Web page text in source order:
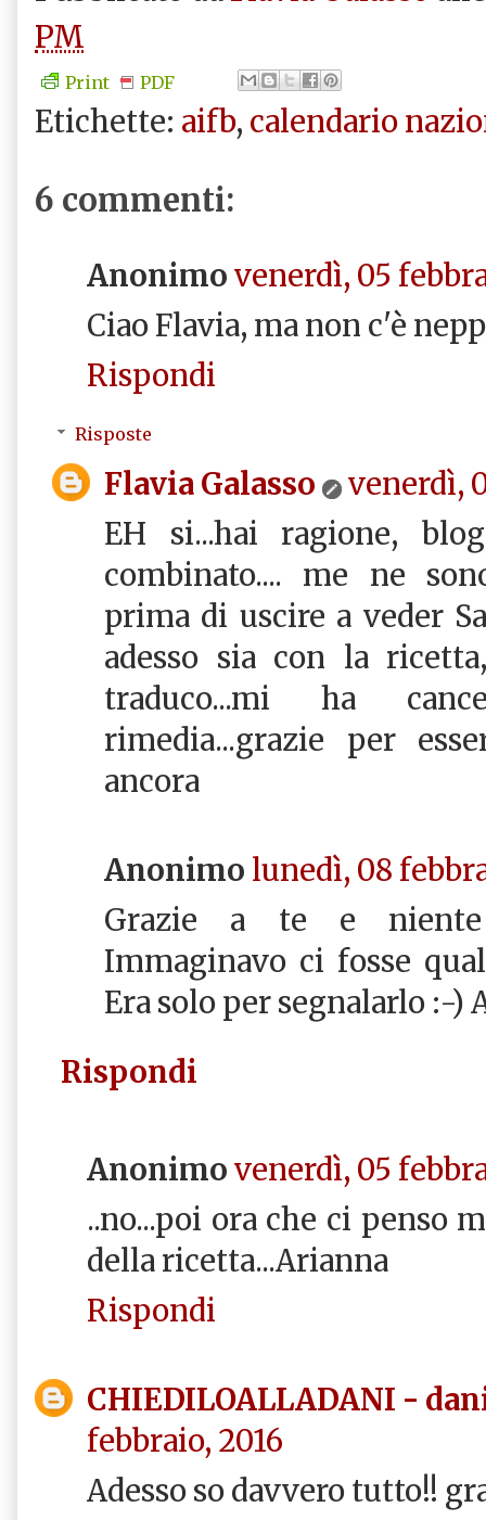
PM
Print PDF
Etichette: aifb, calendario
6 commenti:
Anonimo venerdì, 05
Ciao Flavia, ma non c'è
Rispondi
Risposte
Flavia Galasso
venerdì,
EH si...hai ragione,
combinato.... me ne
prima di uscire a veder
adesso sia con la
traduco...mi ha
rimedia...grazie per
ancora
Anonimo lunedì, 08
Grazie a te e niente
Immaginavo ci fosse
Era solo per segnalarlo :-)
Rispondi
Anonimo venerdì, 05
..no...poi ora che ci penso
della ricetta...Arianna
Rispondi
CHIEDILOALLADANI -
febbraio, 2016
Adesso so davvero tutto!!